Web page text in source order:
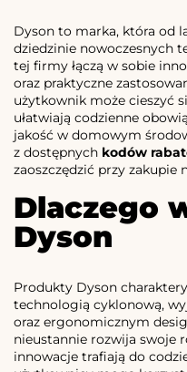
Dyson to marka, która od
dziedzinie nowoczesnych
tej firmy łączą w sobie
oraz praktyczne
użytkownik może cieszyć
ułatwiają codzienne
jakość w domowym
z dostępnych kodów
zaoszczędzić przy
Dlaczego
Dyson
Produkty Dyson
technologią cyklonową,
oraz ergonomicznym
nieustannie rozwija swoje
innowacje trafiają do